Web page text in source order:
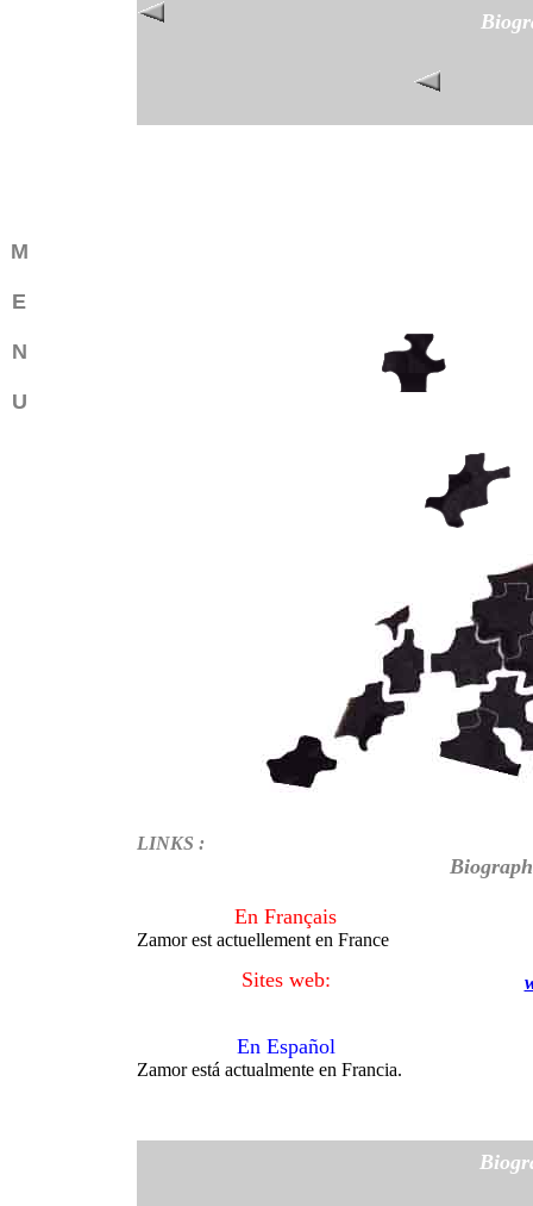
M
E
N
U
LINKS :
En Français
Zamor est actuellement en France
Sites web:
En Español
Zamor está actualmente en Francia.